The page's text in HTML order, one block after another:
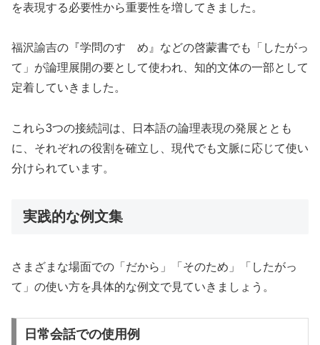
を表現する必要性から重要性を増してきました。
福沢諭吉の『学問のすゝめ』などの啓蒙書でも「したがっ
て」が論理展開の要として使われ、知的文体の一部として
定着していきました。
これら3つの接続詞は、日本語の論理表現の発展ととも
に、それぞれの役割を確立し、現代でも文脈に応じて使い
分けられています。
実践的な例文集
さまざまな場面での「だから」「そのため」「したがっ
て」の使い方を具体的な例文で見ていきましょう。
日常会話での使用例